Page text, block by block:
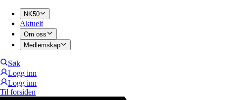
NK50
Aktuelt
Om oss
Medlemskap
Søk
Logg inn
Logg inn
Til forsiden